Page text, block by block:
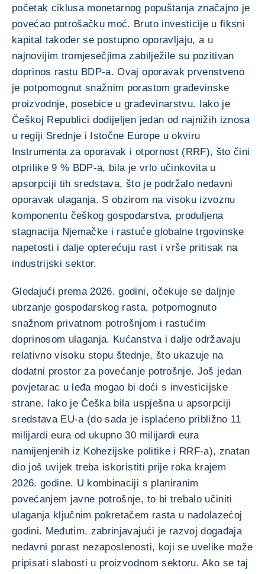
početak ciklusa monetarnog popuštanja značajno je
povećao potrošačku moć. Bruto investicije u fiksni
kapital također se postupno oporavljaju, a u
najnovijim tromjesečjima zabilježile su pozitivan
doprinos rastu BDP-a. Ovaj oporavak prvenstveno
je potpomognut snažnim porastom građevinske
proizvodnje, posebice u građevinarstvu. Iako je
Češkoj Republici dodijeljen jedan od najnižih iznosa
u regiji Srednje i Istočne Europe u okviru
Instrumenta za oporavak i otpornost (RRF), što čini
otprilike 9 % BDP-a, bila je vrlo učinkovita u
apsorpciji tih sredstava, što je podržalo nedavni
oporavak ulaganja. S obzirom na visoku izvoznu
komponentu češkog gospodarstva, produljena
stagnacija Njemačke i rastuće globalne trgovinske
napetosti i dalje opterećuju rast i vrše pritisak na
industrijski sektor.
Gledajući prema 2026. godini, očekuje se daljnje
ubrzanje gospodarskog rasta, potpomognuto
snažnom privatnom potrošnjom i rastućim
doprinosom ulaganja. Kućanstva i dalje održavaju
relativno visoku stopu štednje, što ukazuje na
dodatni prostor za povećanje potrošnje. Još jedan
povjetarac u leđa mogao bi doći s investicijske
strane. Iako je Češka bila uspješna u apsorpciji
sredstava EU-a (do sada je isplaćeno približno 11
milijardi eura od ukupno 30 milijardi eura
namijenjenih iz Kohezijske politike i RRF-a), znatan
dio još uvijek treba iskoristiti prije roka krajem
2026. godine. U kombinaciji s planiranim
povećanjem javne potrošnje, to bi trebalo učiniti
ulaganja ključnim pokretačem rasta u nadolazećoj
godini. Međutim, zabrinjavajući je razvoj događaja
nedavni porast nezaposlenosti, koji se uvelike može
pripisati slabosti u proizvodnom sektoru. Ako se taj